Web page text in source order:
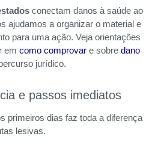
conectam danos à saúde ao
ajudamos a organizar o material e
para uma ação. Veja orientações
em como comprovar e sobre dano
jurídico.
e passos imediatos
primeiros dias faz toda a diferença
lesivas.